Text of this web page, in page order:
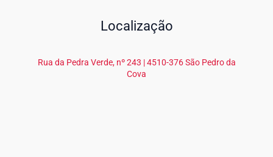
Localização
Rua da Pedra Verde, nº 243 | 4510-376 São Pedro da
Cova